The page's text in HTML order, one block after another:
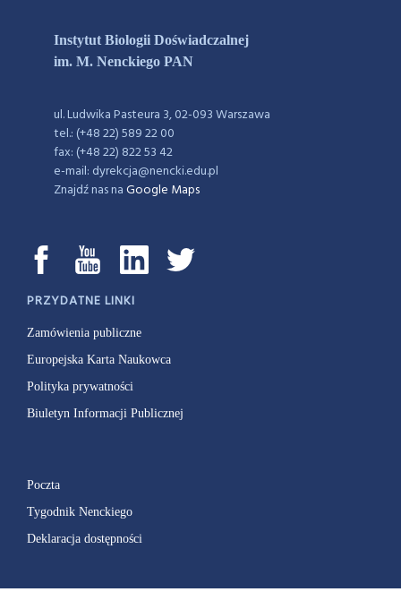
Instytut Biologii Doświadczalnej
im. M. Nenckiego PAN
ul. Ludwika Pasteura 3, 02-093 Warszawa
tel.: (+48 22) 589 22 00
fax: (+48 22) 822 53 42
e-mail: dyrekcja@nencki.edu.pl
Znajdź nas naGoogle Maps
PRZYDATNE LINKI
Zamówienia publiczne
Europejska Karta Naukowca
Polityka prywatności
Biuletyn Informacji Publicznej
Poczta
Tygodnik Nenckiego
Deklaracja dostępności